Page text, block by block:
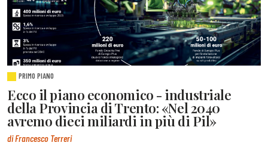
PRIMO PIANO
Ecco il piano economico - industriale
della Provincia di Trento: «Nel 2040
avremo dieci miliardi in più di Pil»
di Francesco Terreri